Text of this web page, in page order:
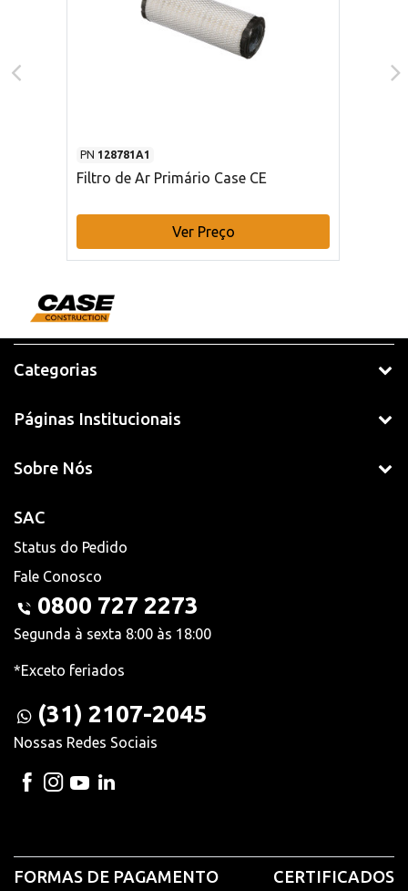
PN 128781A1
Filtro de Ar Primário Case CE
Ver Preço
Categorias
Páginas Institucionais
Sobre Nós
SAC
Status do Pedido
Fale Conosco
0800 727 2273
Segunda à sexta 8:00 às 18:00
*Exceto feriados
(31) 2107-2045
Nossas Redes Sociais
FORMAS DE PAGAMENTO CERTIFICADOS